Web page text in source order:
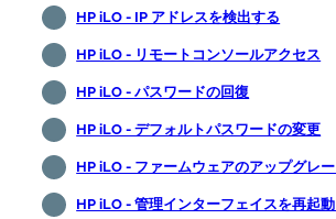
HP iLO - IP アドレスを検出する
HP iLO - リモートコンソールアクセス
HP iLO - パスワードの回復
HP iLO - デフォルトパスワードの変更
HP iLO - ファームウェアのアップグレ
HP iLO - 管理インターフェイスを再起動